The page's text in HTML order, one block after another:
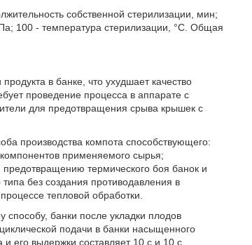
собственной стерилизации, мин;
100 - температура стерилизации, °C. Общая
в банке, что ухудшает качество
проведение процесса в аппарате с
для предотвращения срыва крышек с
производства компота способствующего:
применяемого сырья;
термического боя банок и
без создания противодавления в
тепловой обработки.
способу, банки после укладки плодов
подачи в банки насыщенного
его выдержки составляет 10 с и 10 с